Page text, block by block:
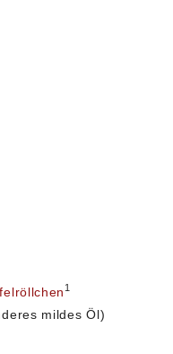
1
mildes Öl)